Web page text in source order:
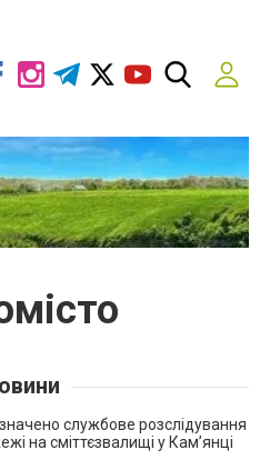
службове розслідування
на сміттєзвалищі у Кам’янці